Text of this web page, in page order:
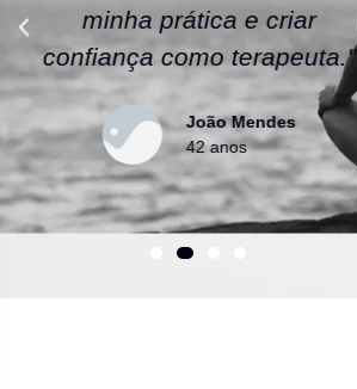
minha prática e criar
confiança como terapeuta."
João Mendes
42 anos